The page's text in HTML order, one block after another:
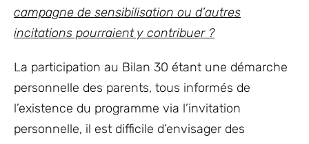
campagne de sensibilisation ou d’autres
incitations pourraient y contribuer ?
La participation au Bilan 30 étant une démarche
personnelle des parents, tous informés de
l’existence du programme via l’invitation
personnelle, il est difficile d’envisager des